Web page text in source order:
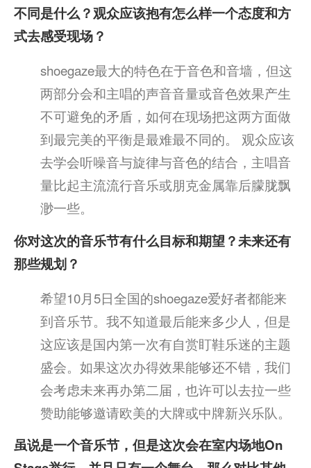
不同是什么？观众应该抱有怎么样一个态度和方
式去感受现场？
shoegaze最大的特色在于音色和音墙，但这
两部分会和主唱的声音音量或音色效果产生
不可避免的矛盾，如何在现场把这两方面做
到最完美的平衡是最难最不同的。 观众应该
去学会听噪音与旋律与音色的结合，主唱音
量比起主流流行音乐或朋克金属靠后朦胧飘
渺一些。
你对这次的音乐节有什么目标和期望？未来还有
那些规划？
希望10月5日全国的shoegaze爱好者都能来
到音乐节。我不知道最后能来多少人，但是
这应该是国内第一次有自赏盯鞋乐迷的主题
盛会。如果这次办得效果能够还不错，我们
会考虑未来再办第二届，也许可以去拉一些
赞助能够邀请欧美的大牌或中牌新兴乐队。
虽说是一个音乐节，但是这次会在室内场地On